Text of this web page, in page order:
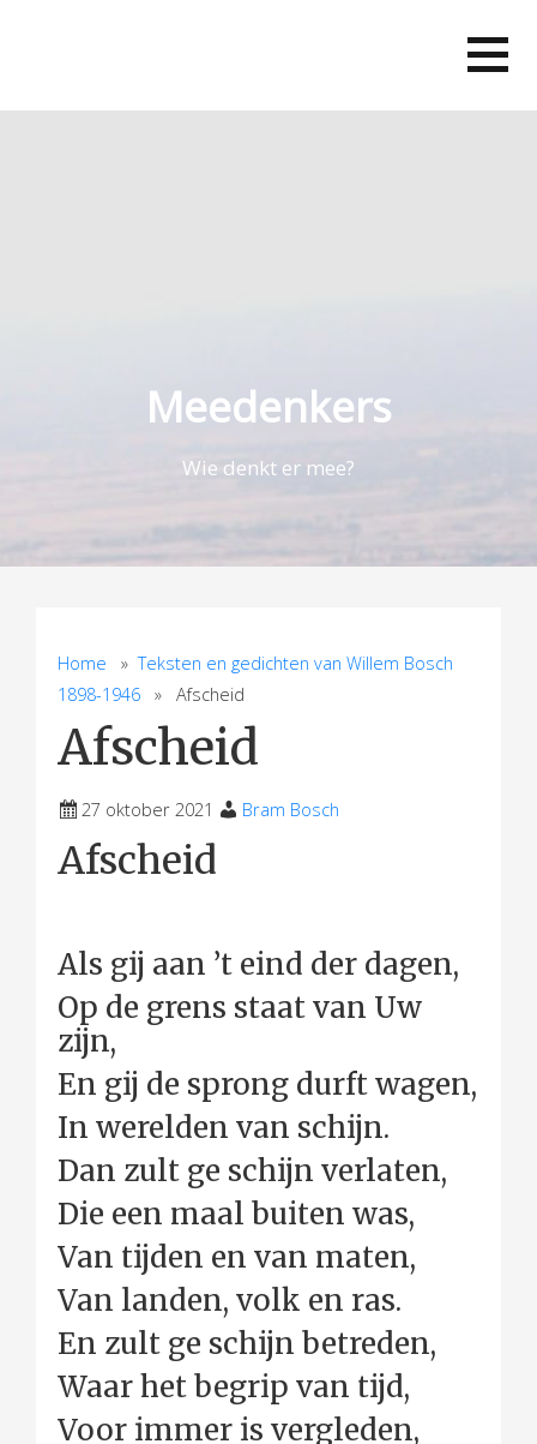
Meedenkers
Wie denkt er mee?
Home »Teksten en gedichten van Willem Bosch
1898-1946 » Afscheid
Afscheid
27 oktober 2021 Bram Bosch
Afscheid
Als gij aan ’t eind der dagen,
Op de grens staat van Uw
zijn,
En gij de sprong durft wagen,
In werelden van schijn.
Dan zult ge schijn verlaten,
Die een maal buiten was,
Van tijden en van maten,
Van landen, volk en ras.
En zult ge schijn betreden,
Waar het begrip van tijd,
Voor immer is vergleden,